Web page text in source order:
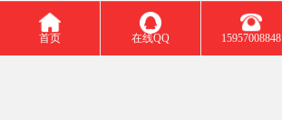
称、批号、牌号（规格号）、净含量等。
首页 在线QQ 15957008848